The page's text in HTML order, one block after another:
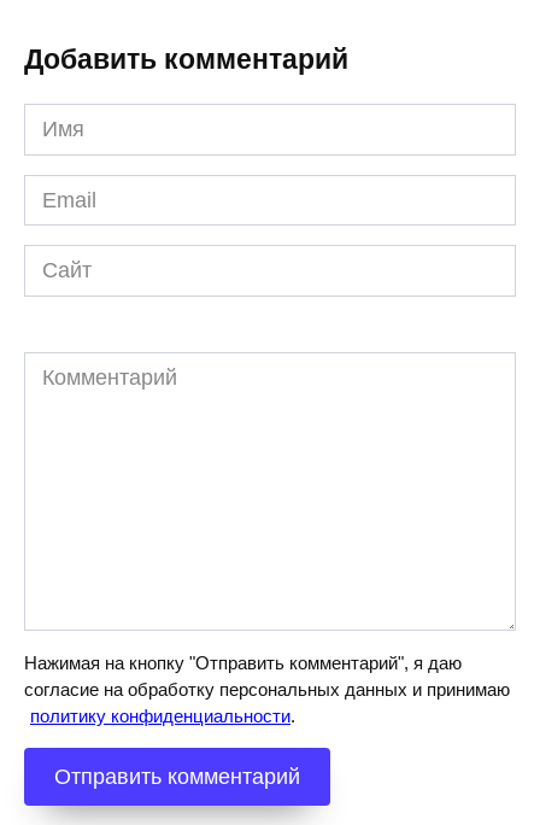
Добавить комментарий
Имя
*
Email
*
Сайт
Комментарий
Нажимая на кнопку "Отправить комментарий", я даю
согласие на обработку персональных данных и принимаю
политику конфиденциальности.